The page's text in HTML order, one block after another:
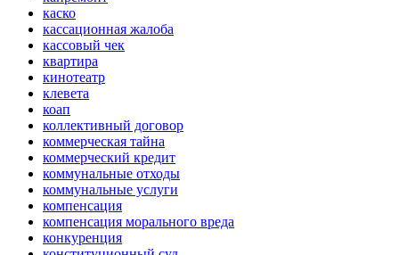
каско
кассационная жалоба
кассовый чек
квартира
кинотеатр
клевета
коап
коллективный договор
коммерческая тайна
коммерческий кредит
коммунальные отходы
коммунальные услуги
компенсация
компенсация морального вреда
конкуренция